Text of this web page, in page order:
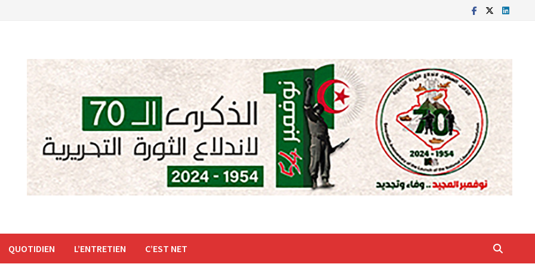
QUOTIDIEN L’ENTRETIEN C’EST NET